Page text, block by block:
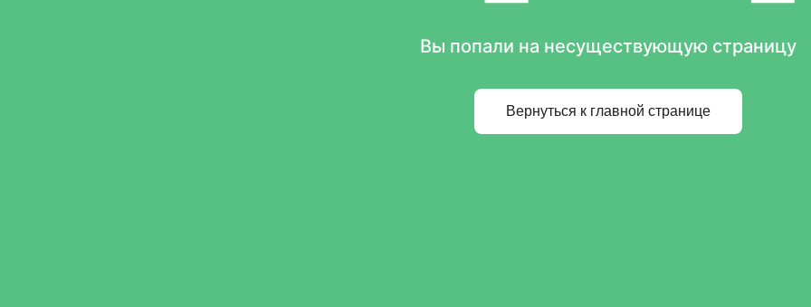
Вы попали на несуществующую страницу
Вернуться к главной странице